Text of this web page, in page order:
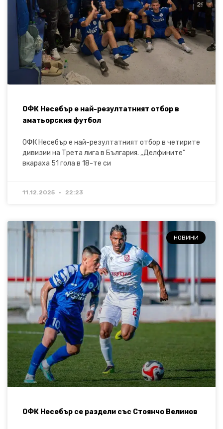
ОФК Несебър е най-резултатният отбор в
аматьорския футбол
ОФК Несебър е най-резултатният отбор в четирите
дивизии на Трета лига в България. „Делфините“
вкараха 51 гола в 18-те си
11.12.2025 22:23
НОВИНИ
ОФК Несебър се раздели със Стоянчо Велинов